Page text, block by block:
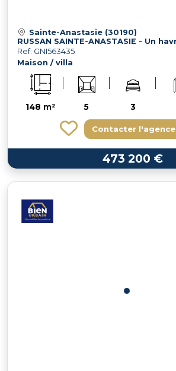
Sainte-Anastasie (30190)
Ref: GNI563435
Maison / villa
148 m² 5 3
Contacter l'agence
473 200 €